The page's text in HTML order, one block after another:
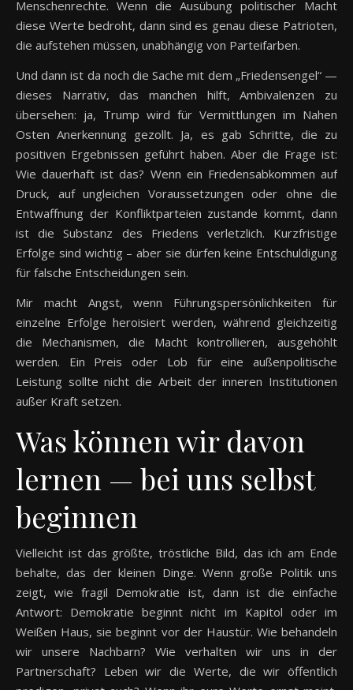
Menschenrechte. Wenn die Ausübung politischer Macht
diese Werte bedroht, dann sind es genau diese Patrioten,
die aufstehen müssen, unabhängig von Parteifarben.
Und dann ist da noch die Sache mit dem „Friedensengel“ —
dieses Narrativ, das manchen hilft, Ambivalenzen zu
übersehen: ja, Trump wird für Vermittlungen im Nahen
Osten Anerkennung gezollt. Ja, es gab Schritte, die zu
positiven Ergebnissen geführt haben. Aber die Frage ist:
Wie dauerhaft ist das? Wenn ein Friedensabkommen auf
Druck, auf ungleichen Voraussetzungen oder ohne die
Entwaffnung der Konfliktparteien zustande kommt, dann
ist die Substanz des Friedens verletzlich. Kurzfristige
Erfolge sind wichtig – aber sie dürfen keine Entschuldigung
für falsche Entscheidungen sein.
Mir macht Angst, wenn Führungspersönlichkeiten für
einzelne Erfolge heroisiert werden, während gleichzeitig
die Mechanismen, die Macht kontrollieren, ausgehöhlt
werden. Ein Preis oder Lob für eine außenpolitische
Leistung sollte nicht die Arbeit der inneren Institutionen
außer Kraft setzen.
Was können wir davon
lernen — bei uns selbst
beginnen
Vielleicht ist das größte, tröstliche Bild, das ich am Ende
behalte, das der kleinen Dinge. Wenn große Politik uns
zeigt, wie fragil Demokratie ist, dann ist die einfache
Antwort: Demokratie beginnt nicht im Kapitol oder im
Weißen Haus, sie beginnt vor der Haustür. Wie behandeln
wir unsere Nachbarn? Wie verhalten wir uns in der
Partnerschaft? Leben wir die Werte, die wir öffentlich